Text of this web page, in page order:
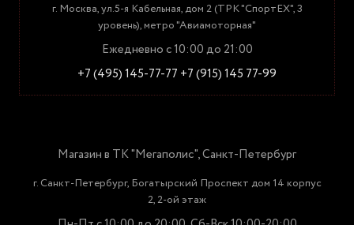
г. Москва, ул.5-я Кабельная, дом 2 (ТРК "СпортЕХ", 3
уровень), метро "Авиамоторная"
Ежедневно с 10:00 до 21:00
+7 (495) 145-77-77 +7 (915) 145 77-99
Магазин в ТК "Мегаполис", Санкт-Петербург
г. Санкт-Петербург, Богатырский Проспект дом 14 корпус
2, 2-ой этаж